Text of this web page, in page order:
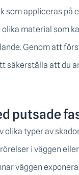
som appliceras på
material som
Genom att
säkerställa att du
putsade
olika typer av
i väggen
väggen